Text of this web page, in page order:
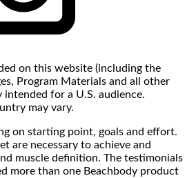
on this website (including the
Program Materials and all other
for a U.S. audience.
may vary.
on starting point, goals and effort.
are necessary to achieve and
muscle definition. The testimonials
more than one Beachbody product